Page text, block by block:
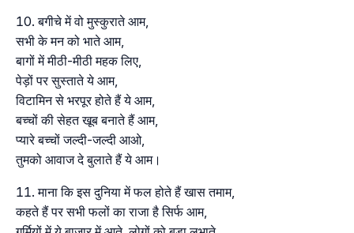
बगीचे में वो मुस्कुराते आम,
सभी के मन को भाते आम,
बागों में मीठी-मीठी महक लिए,
पेड़ों पर सुस्ताते ये आम,
विटामिन से भरपूर होते हैं ये आम,
बच्चों की सेहत खूब बनाते हैं आम,
प्यारे बच्चों जल्दी-जल्दी आओ,
तुमको आवाज दे बुलाते हैं ये आम।
माना कि इस दुनिया में फल होते हैं खास तमाम,
कहते हैं पर सभी फलों का राजा है सिर्फ आम,